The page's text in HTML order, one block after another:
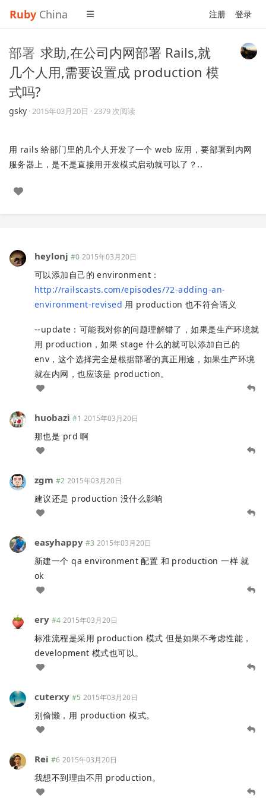
Ruby China 注册 登录
部署 求助,在公司内网部署 Rails,就
几个人用,需要设置成 production 模
式吗?
gsky ·2015年03月20日 · 2379 次阅读
用 rails 给部门里的几个人开发了一个 web 应用，要部署到内网
服务器上，是不是直接用开发模式启动就可以了？..
heylonj #0 2015年03月20日
可以添加自己的 environment：
http://railscasts.com/episodes/72-adding-an-
environment-revised 用 production 也不符合语义
--update：可能我对你的问题理解错了，如果是生产环境就
用 production，如果 stage 什么的就可以添加自己的
env，这个选择完全是根据部署的真正用途，如果生产环境
就在内网，也应该是 production。
huobazi #1 2015年03月20日
那也是 prd 啊
zgm #2 2015年03月20日
建议还是 production 没什么影响
easyhappy #3 2015年03月20日
新建一个 qa environment 配置 和 production 一样 就
ok
ery #4 2015年03月20日
标准流程是采用 production 模式 但是如果不考虑性能，
development 模式也可以。
cuterxy #5 2015年03月20日
别偷懒，用 production 模式。
Rei #6 2015年03月20日
我想不到理由不用 production。